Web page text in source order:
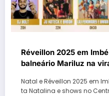
Réveillon 2025 em
balneário Mariluz na
Natal e Réveillon 2025 em
ta Natalina e shows no